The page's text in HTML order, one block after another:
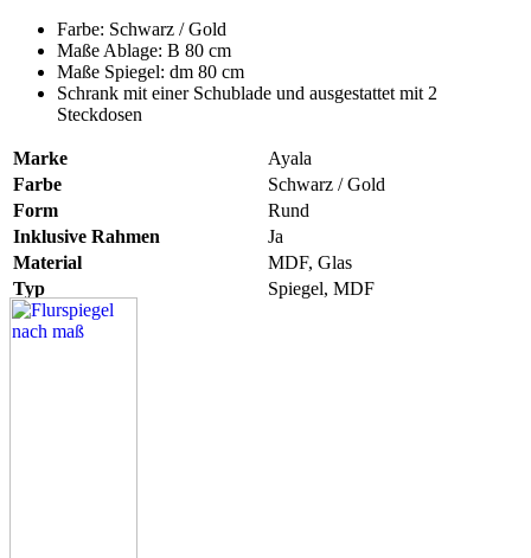
Farbe: Schwarz / Gold
Maße Ablage: B 80 cm
Maße Spiegel: dm 80 cm
Schrank mit einer Schublade und ausgestattet mit 2
Steckdosen
Marke
Ayala
Farbe
Schwarz / Gold
Form
Rund
Inklusive Rahmen
Ja
Material
MDF, Glas
Typ
Spiegel, MDF